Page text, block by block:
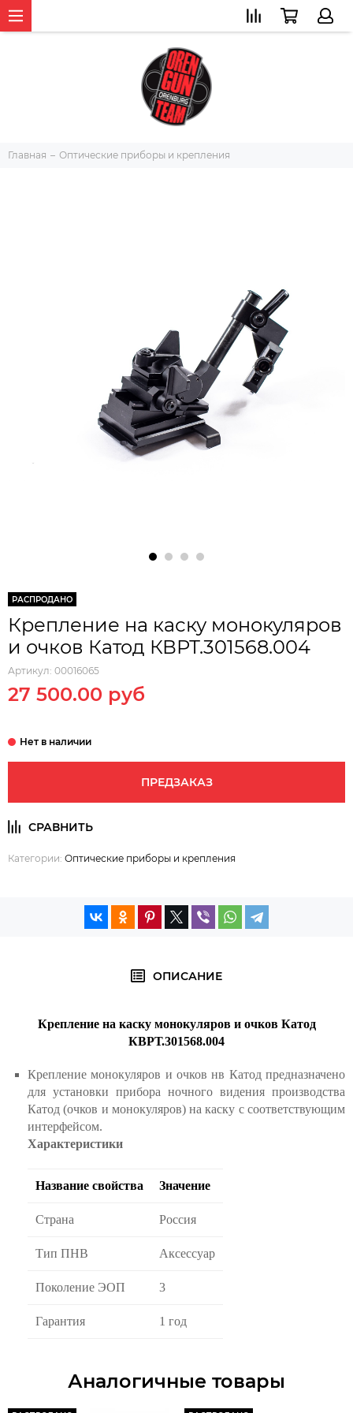
Главная Оптические приборы и крепления
РАСПРОДАНО
Крепление на каску монокуляров
и очков Катод КВРТ.301568.004
Артикул: 00016065
27 500.00 руб
ПРЕДЗАКАЗ
Категории: Оптические приборы и крепления
ОПИСАНИЕ
Крепление на каску монокуляров и очков Катод
КВРТ.301568.004
Крепление монокуляров и очков нв Катод предназначено
для установки прибора ночного видения производства
Катод (очков и монокуляров) на каску с соответствующим
интерфейсом.
Характеристики
Название свойства Значение
Страна Россия
Тип ПНВ Аксессуар
Поколение ЭОП 3
Гарантия 1 год
Аналогичные товары